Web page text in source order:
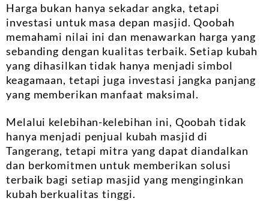
Harga bukan hanya sekadar angka, tetapi
investasi untuk masa depan masjid. Qoobah
memahami nilai ini dan menawarkan harga yang
sebanding dengan kualitas terbaik. Setiap kubah
yang dihasilkan tidak hanya menjadi simbol
keagamaan, tetapi juga investasi jangka panjang
yang memberikan manfaat maksimal.
Melalui kelebihan-kelebihan ini, Qoobah tidak
hanya menjadi penjual kubah masjid di
Tangerang, tetapi mitra yang dapat diandalkan
dan berkomitmen untuk memberikan solusi
terbaik bagi setiap masjid yang menginginkan
kubah berkualitas tinggi.